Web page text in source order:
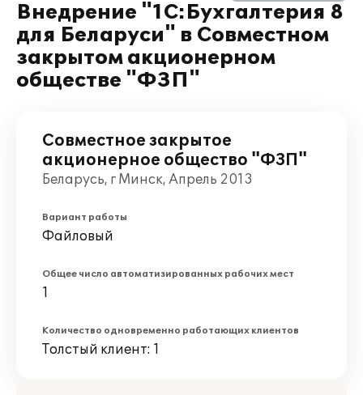
Внедрение "1С:Бухгалтерия 8
для Беларуси" в Совместном
закрытом акционерном
обществе "ФЗП"
Совместное закрытое
акционерное общество "ФЗП"
Беларусь, г Минск, Апрель 2013
Вариант работы
Файловый
Общее число автоматизированных рабочих мест
1
Количество одновременно работающих клиентов
Толстый клиент: 1